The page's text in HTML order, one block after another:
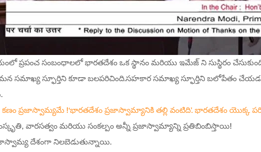
సంబంధాలలో భారతదేశం ఒక స్థానం మరియు ఇమేజ్ ని సుస్థిరం
సమాఖ్య స్ఫూర్తిని కూడా బలపరిచింది.సహకార సమాఖ్య స్ఫూర్తిని బలోపేతం చేయడంపై
ప్రజాస్వామ్యమే !‘భారతదేశం ప్రజాస్వామ్యానికి తల్లి వంటిది’. భారతదేశం యొక్క
వారసత్వం మరియు సంకల్పం అన్నీ ప్రజాస్వామ్యాన్ని ప్రతిబింబిస్తాయి!
దేశంగా నిలబెడుతున్నాయి.